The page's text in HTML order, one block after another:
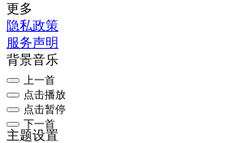
更多
隐私政策
服务声明
背景音乐
上一首
点击播放
点击暂停
下一首
主题设置